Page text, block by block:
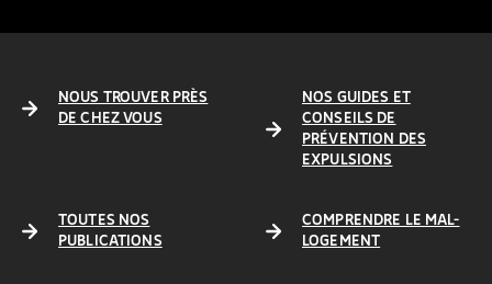
NOUS TROUVER PRÈS
DE CHEZ VOUS
NOS GUIDES ET
CONSEILS DE
PRÉVENTION DES
EXPULSIONS
TOUTES NOS
PUBLICATIONS
COMPRENDRE LE MAL-
LOGEMENT